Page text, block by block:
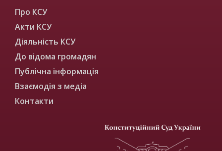
Про КСУ
Акти КСУ
Діяльність КСУ
До відома громадян
Публічна інформація
Взаємодія з медіа
Контакти